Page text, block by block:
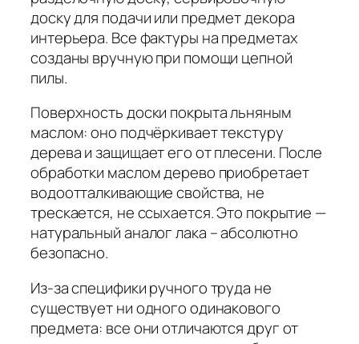
доску для подачи или предмет декора
интерьера. Все фактуры на предметах
созданы вручную при помощи цепной
пилы.
Поверхность доски покрыта льняным
маслом: оно подчёркивает текстуру
дерева и защищает его от плесени. После
обработки маслом дерево приобретает
водоотталкивающие свойства, не
трескается, не ссыхается. Это покрытие —
натуральный аналог лака – абсолютно
безопасно.
Из-за специфики ручного труда не
существует ни одного одинакового
предмета: все они отличаются друг от